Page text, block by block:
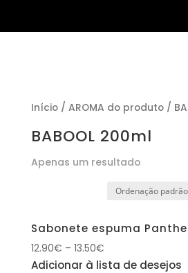
Início/ AROMA do produto /
BABOOL 200ml
Apenas um resultado
Sabonete espuma
12.90€ – 13.50€
Adicionar à lista de desejos